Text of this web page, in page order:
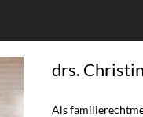
drs.
Als